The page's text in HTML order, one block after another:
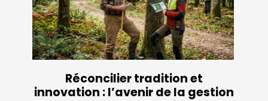
Réconcilier tradition et
innovation : l’avenir de la gestion